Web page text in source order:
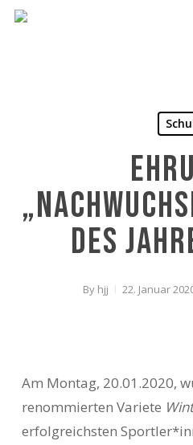
Skip
des
By hjj 22. Januar
Am Montag, 20.01.2020,
renommierten Variete
erfolgreichsten